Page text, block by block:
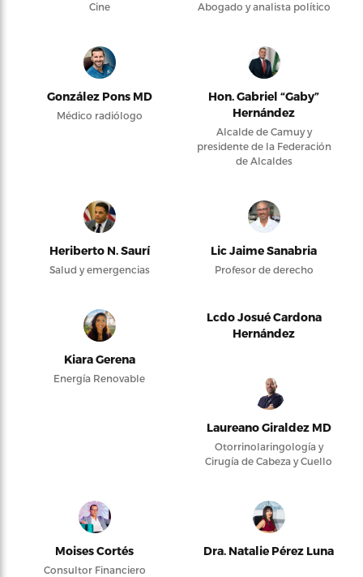
Cine Abogado y analista político
González Pons MD
Médico radiólogo
Hon. Gabriel “Gaby”
Hernández
Alcalde de Camuy y
presidente de la Federación
de Alcaldes
Heriberto N. Saurí
Salud y emergencias
Lic Jaime Sanabria
Profesor de derecho
Kiara Gerena
Energía Renovable
Lcdo Josué Cardona
Hernández
Laureano Giraldez MD
Otorrinolaringología y
Cirugía de Cabeza y Cuello
Moises Cortés
Consultor Financiero
Dra. Natalie Pérez Luna